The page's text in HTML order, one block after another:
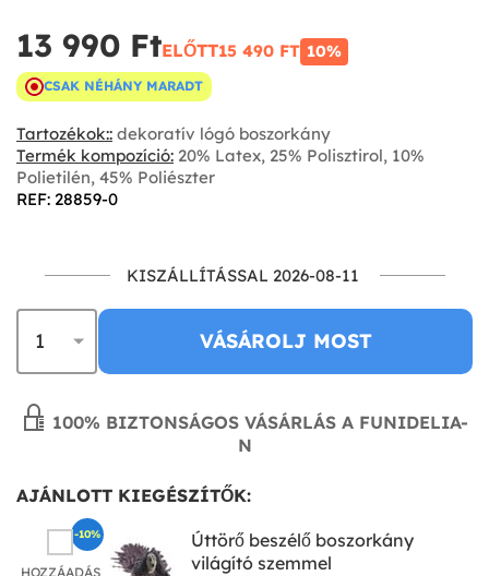
13 990 Ft‎ELŐTT15 490 FT‎ 10%
CSAK NÉHÁNY MARADT
Tartozékok:: dekoratív lógó boszorkány
Termék kompozíció: 20% Latex, 25% Polisztirol, 10%
Polietilén, 45% Poliészter
REF: 28859-0
KISZÁLLÍTÁSSAL 2026-08-11
VÁSÁROLJ MOST
100% BIZTONSÁGOS VÁSÁRLÁS A FUNIDELIA-
N
AJÁNLOTT KIEGÉSZÍTŐK:
HOZZÁADÁS
Úttörő beszélő boszorkány
világító szemmel
-10%